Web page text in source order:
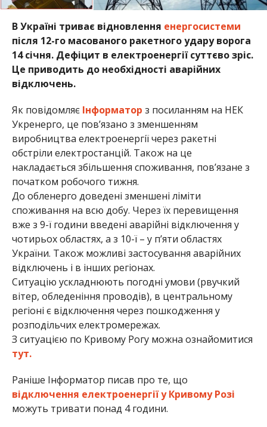
В Україні триває відновлення енергосистеми
після 12-го масованого ракетного удару ворога
14 січня. Дефіцит в електроенергії суттєво зріс.
Це приводить до необхідності аварійних
відключень.
Як повідомляєІнформатор з посиланням на НЕК
Укренерго, це пов’язано з зменшенням
виробництва електроенергії через ракетні
обстріли електростанцій. Також на це
накладається збільшення споживання, пов’язане з
початком робочого тижня.
До обленерго доведені зменшені ліміти
споживання на всю добу. Через їх перевищення
вже з 9-ї години введені аварійні відключення у
чотирьох областях, а з 10-ї – у п’яти областях
України. Також можливі застосування аварійних
відключень і в інших регіонах.
Ситуацію ускладнюють погодні умови (рвучкий
вітер, обледеніння проводів), в центральному
регіоні є відключення через пошкодження у
розподільчих електромережах.
З ситуацією по Кривому Рогу можна ознайомитися
тут.
Раніше Інформатор писав про те, що
відключення електроенергії у Кривому Розі
можуть тривати понад 4 години.